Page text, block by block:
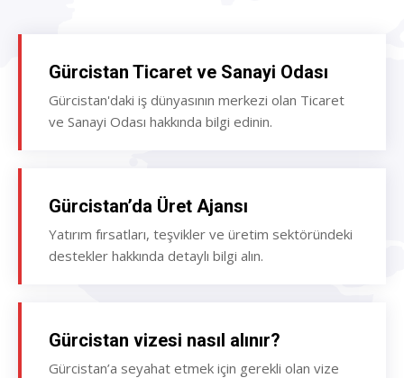
Gürcistan Ticaret ve Sanayi Odası
Gürcistan'daki iş dünyasının merkezi olan Ticaret
ve Sanayi Odası hakkında bilgi edinin.
Gürcistan’da Üret Ajansı
Yatırım fırsatları, teşvikler ve üretim sektöründeki
destekler hakkında detaylı bilgi alın.
Gürcistan vizesi nasıl alınır?
Gürcistan’a seyahat etmek için gerekli olan vize